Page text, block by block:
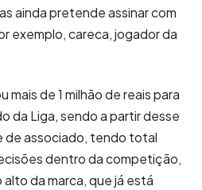
ainda pretende assinar com
exemplo, careca, jogador da
mais de 1 milhão de reais para
da Liga, sendo a partir desse
de associado, tendo total
dentro da competição,
da marca, que já está